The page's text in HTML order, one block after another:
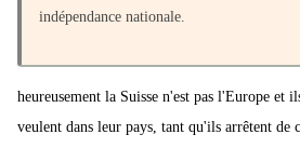
indépendance nationale.
heureusement la Suisse n'est pas l'Europe et
veulent dans leur pays, tant qu'ils arrêtent